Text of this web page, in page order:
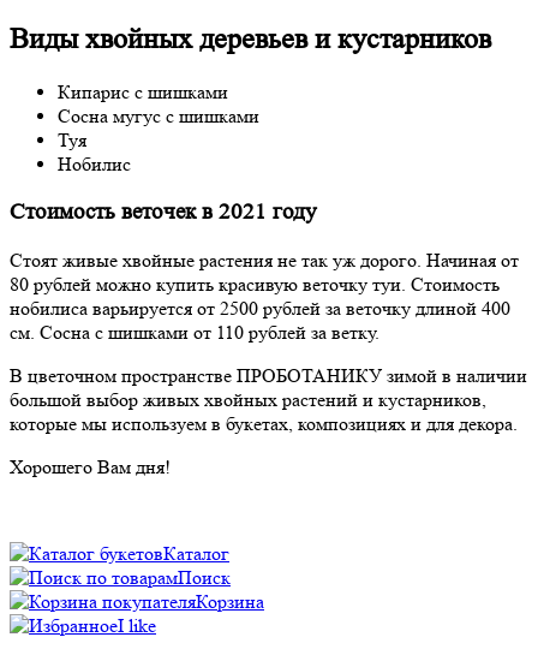
Виды хвойных деревьев и кустарников
Кипарис с шишками
Сосна мугус с шишками
Туя
Нобилис
Стоимость веточек в 2021 году
Стоят живые хвойные растения не так уж дорого. Начиная от
80 рублей можно купить красивую веточку туи. Стоимость
нобилиса варьируется от 2500 рублей за веточку длиной 400
см. Сосна с шишками от 110 рублей за ветку.
В цветочном пространстве ПРОБОТАНИКУ зимой в наличии
большой выбор живых хвойных растений и кустарников,
которые мы используем в букетах, композициях и для декора.
Хорошего Вам дня!
Каталог
Поиск
Корзина
I like